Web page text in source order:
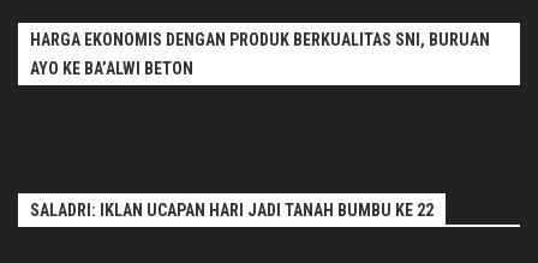
HARGA EKONOMIS DENGAN PRODUK BERKUALITAS SNI, BURUAN
AYO KE BA’ALWI BETON
SALADRI: IKLAN UCAPAN HARI JADI TANAH BUMBU KE 22